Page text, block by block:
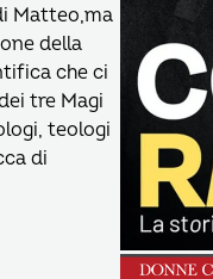
Matteo,ma
della
che ci
tre Magi
teologi
di